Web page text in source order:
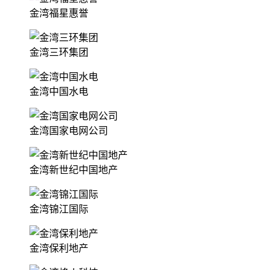
金湾福星惠誉
金湾三环集团
金湾中国水电
金湾国家电网公司
金湾新世纪中国地产
金湾锦江国际
金湾保利地产